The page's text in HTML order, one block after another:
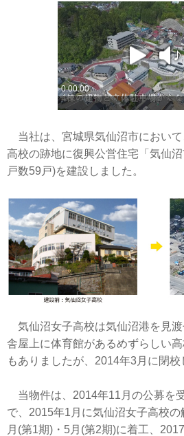
play
0:00:00
当社は、宮城県気仙沼市におい
高校の跡地に復興公営住宅「気仙
戸数59戸)を建設しました。
気仙沼女子高校は気仙沼港を見
舎屋上に体育館があるめずらしい
もありましたが、2014年3月に閉校
当物件は、2014年11月の公募を
で、2015年1月に気仙沼女子高校
月(第1期)・5月(第2期)に着工、